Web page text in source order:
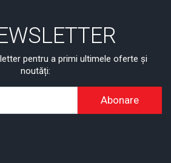
pentru a primi ultimele oferte și
noutăți:
Abonare